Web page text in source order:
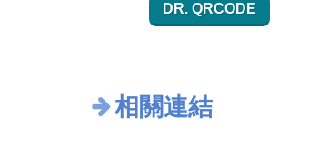
DR. QRCODE
相關連結